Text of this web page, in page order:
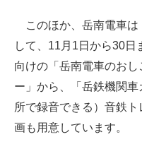
このほか、岳南電車は
して、11月1日から30日
向けの「岳南電車のお
ー」から、「岳鉄機関
所で録音できる）音鉄
画も用意しています。